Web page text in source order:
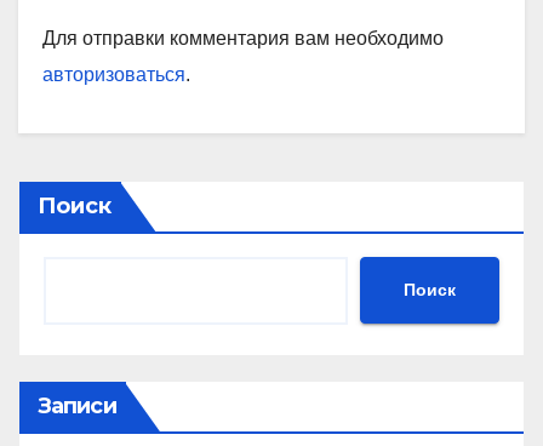
Для отправки комментария вам необходимо
авторизоваться.
Поиск
Поиск
Записи